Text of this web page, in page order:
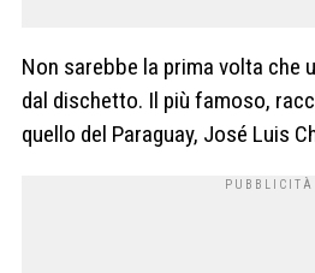
Non sarebbe la prima volta che
dal dischetto. Il più famoso,
quello del Paraguay, José Luis